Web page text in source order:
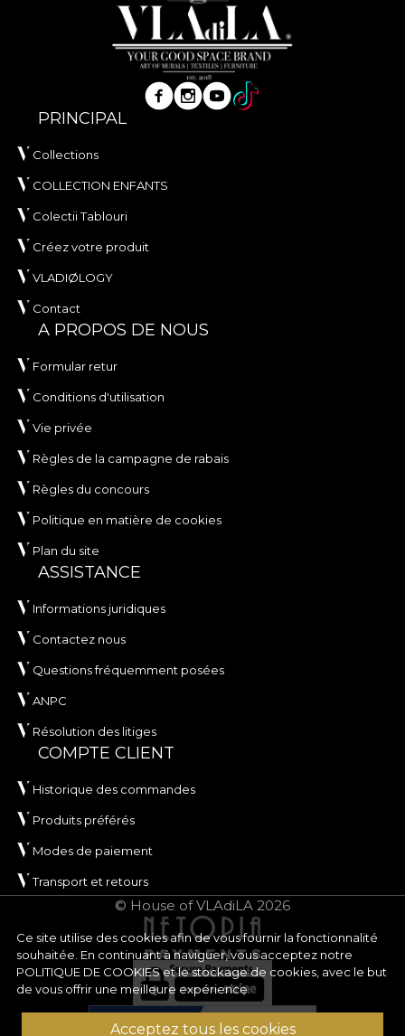
Ce site utilise des cookies afin de vous fournir la fonctionnalité
souhaitée. En continuant à naviguer, vous acceptez notre
POLITIQUE DE COOKIESet le stockage de cookies, avec le but
de vous offrir une meilleure expérience.
Acceptez tous les cookies
PRINCIPAL
Collections
COLLECTION ENFANTS
Colectii Tablouri
Créez votre produit
VLADIØLOGY
Contact
A PROPOS DE NOUS
Formular retur
Conditions d'utilisation
Vie privée
Règles de la campagne de rabais
Règles du concours
Politique en matière de cookies
Plan du site
ASSISTANCE
Informations juridiques
Contactez nous
Questions fréquemment posées
ANPC
Résolution des litiges
COMPTE CLIENT
Historique des commandes
Produits préférés
Modes de paiement
Transport et retours
© House of VLAdiLA 2026